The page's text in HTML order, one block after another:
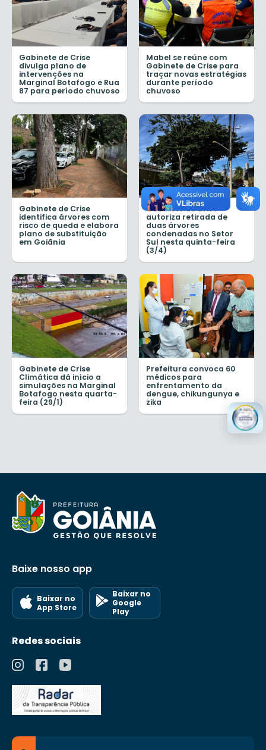
Gabinete de Crise
divulga plano de
intervenções na
Marginal Botafogo e Rua
87 para período chuvoso
Mabel se reúne com
Gabinete de Crise para
traçar novas estratégias
durante período
chuvoso
Gabinete de Crise
identifica árvores com
risco de queda e elabora
plano de substituição
em Goiânia
Gabinete de Crise
autoriza retirada de
duas árvores
condenadas no Setor
Sul nesta quinta-feira
(3/4)
Gabinete de Crise
Climática dá início a
simulações na Marginal
Botafogo nesta quarta-
feira (29/1)
Prefeitura convoca 60
médicos para
enfrentamento da
dengue, chikungunya e
zika
Baixe nosso app
Baixar no
App Store
Baixar no
Google
Play
Redes sociais